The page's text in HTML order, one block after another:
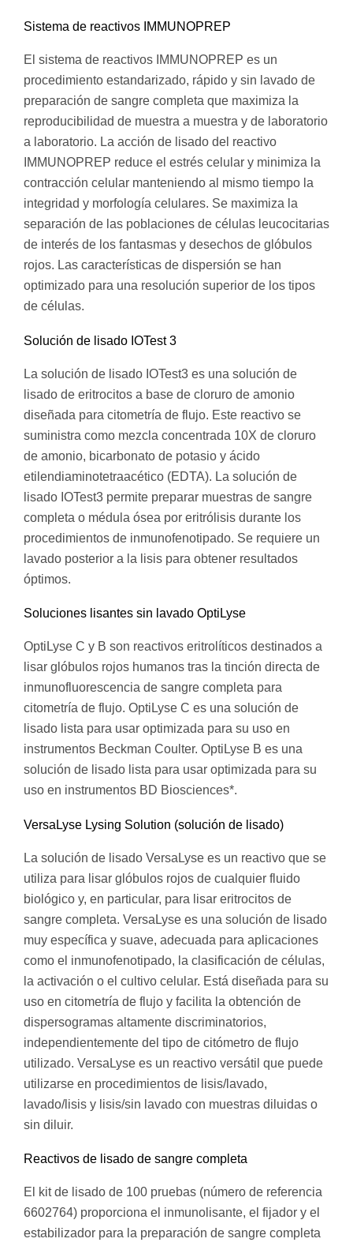
Sistema de reactivos IMMUNOPREP
El sistema de reactivos IMMUNOPREP es un
procedimiento estandarizado, rápido y sin lavado de
preparación de sangre completa que maximiza la
reproducibilidad de muestra a muestra y de laboratorio
a laboratorio. La acción de lisado del reactivo
IMMUNOPREP reduce el estrés celular y minimiza la
contracción celular manteniendo al mismo tiempo la
integridad y morfología celulares. Se maximiza la
separación de las poblaciones de células leucocitarias
de interés de los fantasmas y desechos de glóbulos
rojos. Las características de dispersión se han
optimizado para una resolución superior de los tipos
de células.
Solución de lisado IOTest 3
La solución de lisado IOTest3 es una solución de
lisado de eritrocitos a base de cloruro de amonio
diseñada para citometría de flujo. Este reactivo se
suministra como mezcla concentrada 10X de cloruro
de amonio, bicarbonato de potasio y ácido
etilendiaminotetraacético (EDTA). La solución de
lisado IOTest3 permite preparar muestras de sangre
completa o médula ósea por eritrólisis durante los
procedimientos de inmunofenotipado. Se requiere un
lavado posterior a la lisis para obtener resultados
óptimos.
Soluciones lisantes sin lavado OptiLyse
OptiLyse C y B son reactivos eritrolíticos destinados a
lisar glóbulos rojos humanos tras la tinción directa de
inmunofluorescencia de sangre completa para
citometría de flujo. OptiLyse C es una solución de
lisado lista para usar optimizada para su uso en
instrumentos Beckman Coulter. OptiLyse B es una
solución de lisado lista para usar optimizada para su
uso en instrumentos BD Biosciences*.
VersaLyse Lysing Solution (solución de lisado)
La solución de lisado VersaLyse es un reactivo que se
utiliza para lisar glóbulos rojos de cualquier fluido
biológico y, en particular, para lisar eritrocitos de
sangre completa. VersaLyse es una solución de lisado
muy específica y suave, adecuada para aplicaciones
como el inmunofenotipado, la clasificación de células,
la activación o el cultivo celular. Está diseñada para su
uso en citometría de flujo y facilita la obtención de
dispersogramas altamente discriminatorios,
independientemente del tipo de citómetro de flujo
utilizado. VersaLyse es un reactivo versátil que puede
utilizarse en procedimientos de lisis/lavado,
lavado/lisis y lisis/sin lavado con muestras diluidas o
sin diluir.
Reactivos de lisado de sangre completa
El kit de lisado de 100 pruebas (número de referencia
6602764) proporciona el inmunolisante, el fijador y el
estabilizador para la preparación de sangre completa